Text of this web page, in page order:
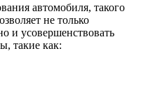
автомобиля, такого
не только
и усовершенствовать
такие как: